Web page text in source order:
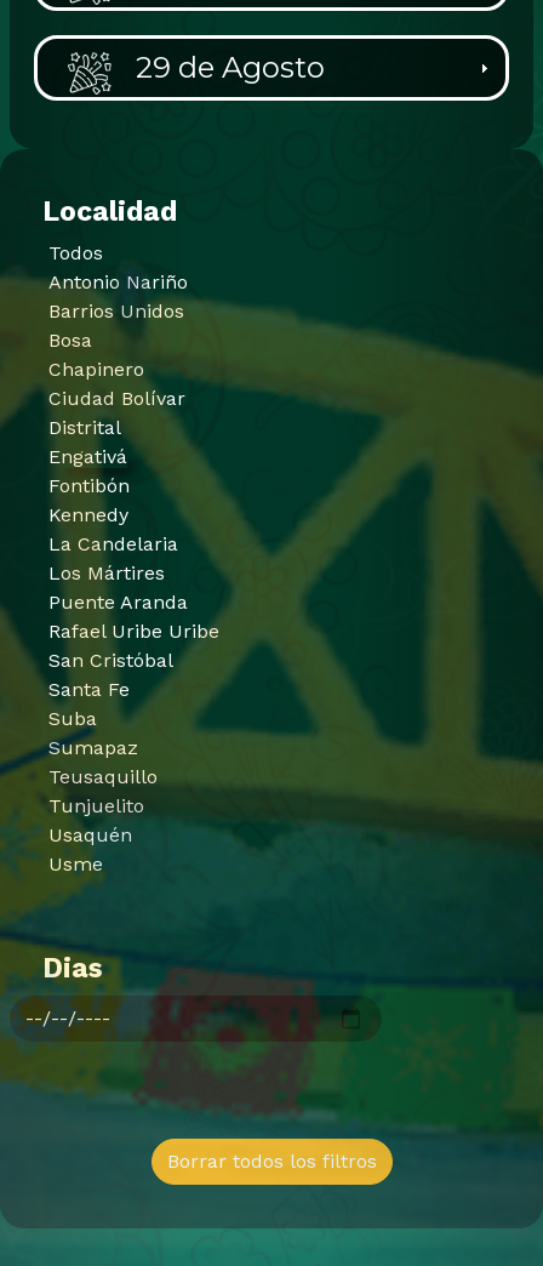
Localidad
Todos
Antonio Nariño
Barrios Unidos
Bosa
Chapinero
Ciudad Bolívar
Distrital
Engativá
Fontibón
Kennedy
La Candelaria
Los Mártires
Puente Aranda
Rafael Uribe Uribe
San Cristóbal
Santa Fe
Suba
Sumapaz
Teusaquillo
Tunjuelito
Usaquén
Usme
Dias
Borrar todos los filtros
29 de Agosto